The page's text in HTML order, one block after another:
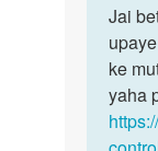
Jai
bete,
ke…
Jai
ke
yaha